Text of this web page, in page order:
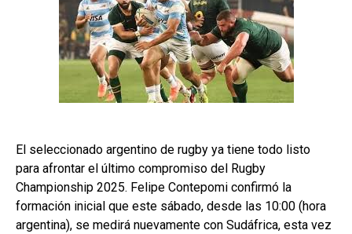
El seleccionado argentino de rugby ya tiene todo listo
para afrontar el último compromiso del Rugby
Championship 2025. Felipe Contepomi confirmó la
formación inicial que este sábado, desde las 10:00 (hora
argentina), se medirá nuevamente con Sudáfrica, esta vez